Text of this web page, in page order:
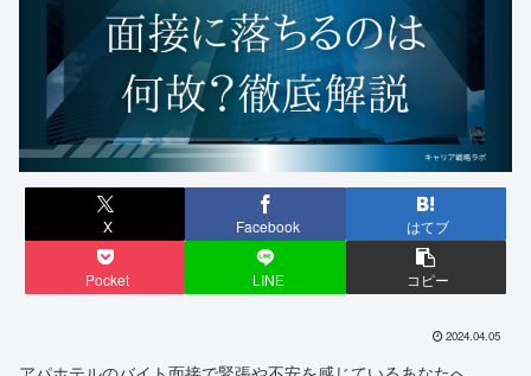
X Facebook はてブ
Pocket LINE コピー
2024.04.05